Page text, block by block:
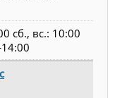
сб., вс.: 10:00